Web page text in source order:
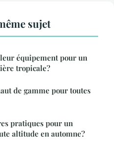
sujet
équipement pour un
tropicale?
de gamme pour toutes
pratiques pour un
altitude en automne?